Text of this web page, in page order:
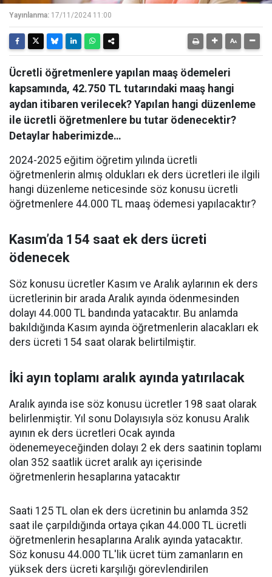
Yayınlanma: 17/11/2024 11:00
Ücretli öğretmenlere yapılan maaş ödemeleri
kapsamında, 42.750 TL tutarındaki maaş hangi
aydan itibaren verilecek? Yapılan hangi düzenleme
ile ücretli öğretmenlere bu tutar ödenecektir?
Detaylar haberimizde…
2024-2025 eğitim öğretim yılında ücretli
öğretmenlerin almış oldukları ek ders ücretleri ile ilgili
hangi düzenleme neticesinde söz konusu ücretli
öğretmenlere 44.000 TL maaş ödemesi yapılacaktır?
Kasım’da 154 saat ek ders ücreti
ödenecek
Söz konusu ücretler Kasım ve Aralık aylarının ek ders
ücretlerinin bir arada Aralık ayında ödenmesinden
dolayı 44.000 TL bandında yatacaktır. Bu anlamda
bakıldığında Kasım ayında öğretmenlerin alacakları ek
ders ücreti 154 saat olarak belirtilmiştir.
İki ayın toplamı aralık ayında yatırılacak
Aralık ayında ise söz konusu ücretler 198 saat olarak
belirlenmiştir. Yıl sonu Dolayısıyla söz konusu Aralık
ayının ek ders ücretleri Ocak ayında
ödenemeyeceğinden dolayı 2 ek ders saatinin toplamı
olan 352 saatlik ücret aralık ayı içerisinde
öğretmenlerin hesaplarına yatacaktır
Saati 125 TL olan ek ders ücretinin bu anlamda 352
saat ile çarpıldığında ortaya çıkan 44.000 TL ücretli
öğretmenlerin hesaplarına Aralık ayında yatacaktır.
Söz konusu 44.000 TL'lik ücret tüm zamanların en
yüksek ders ücreti karşılığı görevlendirilen